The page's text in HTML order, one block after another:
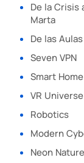
De la Crisis
Marta
De las
Seven VPN
Smart Home
VR Universe
Robotics
Modern
Neon Nature